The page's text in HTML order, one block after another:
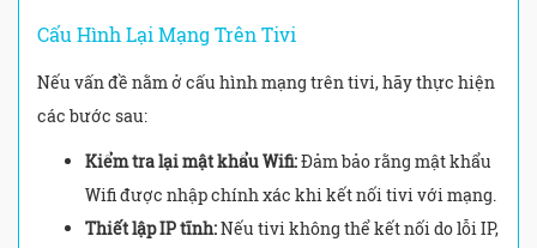
Cấu Hình Lại Mạng Trên Tivi
Nếu vấn đề nằm ở cấu hình mạng trên tivi, hãy thực hiện
các bước sau:
Kiểm tra lại mật khẩu Wifi:Đảm bảo rằng mật khẩu
Wifi được nhập chính xác khi kết nối tivi với mạng.
Thiết lập IP tĩnh:Nếu tivi không thể kết nối do lỗi IP,